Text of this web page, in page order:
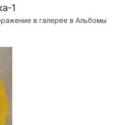
1
в галерее в Альбомы